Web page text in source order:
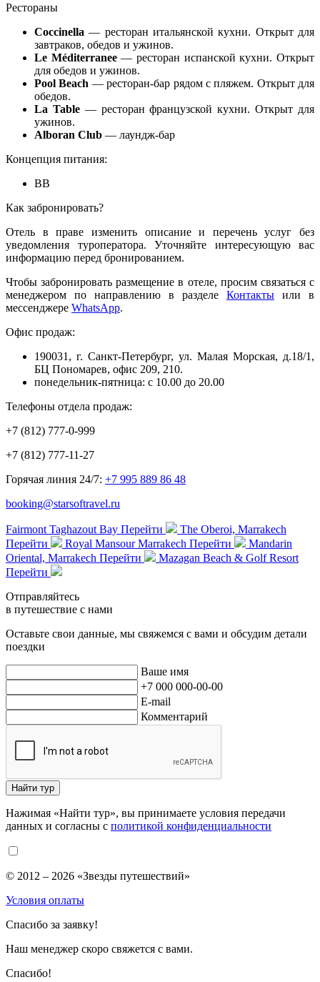
Рестораны
Coccinella — ресторан итальянской кухни. Открыт для
завтраков, обедов и ужинов.
Le Méditerranee— ресторан испанской кухни. Открыт
для обедов и ужинов.
Pool Beach — ресторан-бар рядом с пляжем. Открыт для
обедов.
La Table— ресторан французской кухни. Открыт для
ужинов.
Alboran Club — лаундж-бар
Концепция питания:
BB
Как забронировать?
Отель в праве изменить описание и перечень услуг без
уведомления туроператора. Уточняйте интересующую вас
информацию перед бронированием.
Чтобы забронировать размещение в отеле, просим связаться с
менеджером по направлению в разделе Контакты или в
мессенджере WhatsApp.
Офис продаж:
190031, г. Санкт-Петербург, ул. Малая Морская, д.18/1,
БЦ Пономарев, офис 209, 210.
понедельник-пятница: с 10.00 до 20.00
Телефоны отдела продаж:
+7 (812) 777-0-999
+7 (812) 777-11-27
Горячая линия 24/7: +7 995 889 86 48
booking@starsoftravel.ru
Fairmont Taghazout Bay Перейти
The Oberoi, Marrakech
Перейти
Royal Mansour Marrakech Перейти
Mandarin
Oriental, Marrakech Перейти
Mazagan Beach & Golf Resort
Перейти
Отправляйтесь
в путешествие с нами
Оставьте свои данные, мы свяжемся с вами и обсудим детали
поездки
Ваше имя
+7 000 000-00-00
E-mail
Комментарий
Найти тур
Нажимая «Найти тур», вы принимаете условия передачи
данных и согласны с политикой конфиденциальности
© 2012 – 2026 «Звезды путешествий»
Условия оплаты
Спасибо за заявку!
Наш менеджер скоро свяжется с вами.
Спасибо!